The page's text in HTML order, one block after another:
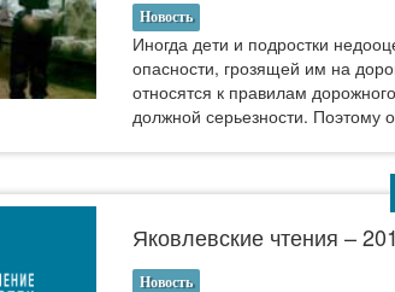
Новость
Иногда дети и подростки
опасности, грозящей им на
относятся к правилам
должной серьезности. Поэтому
Яковлевские чтения –
Новость